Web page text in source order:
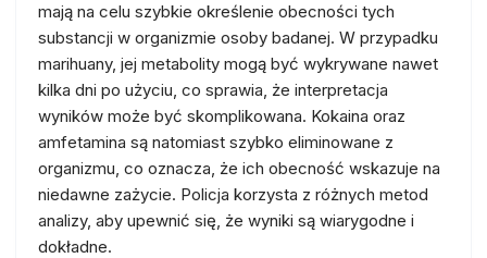
mają na celu szybkie określenie obecności tych
substancji w organizmie osoby badanej. W przypadku
marihuany, jej metabolity mogą być wykrywane nawet
kilka dni po użyciu, co sprawia, że interpretacja
wyników może być skomplikowana. Kokaina oraz
amfetamina są natomiast szybko eliminowane z
organizmu, co oznacza, że ich obecność wskazuje na
niedawne zażycie. Policja korzysta z różnych metod
analizy, aby upewnić się, że wyniki są wiarygodne i
dokładne.